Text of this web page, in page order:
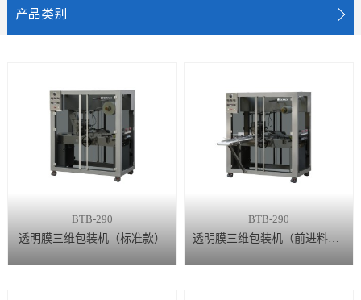
产品类别
BTB-290
透明膜三维包装机（标准款）
BTB-290
透明膜三维包装机（前进料款）